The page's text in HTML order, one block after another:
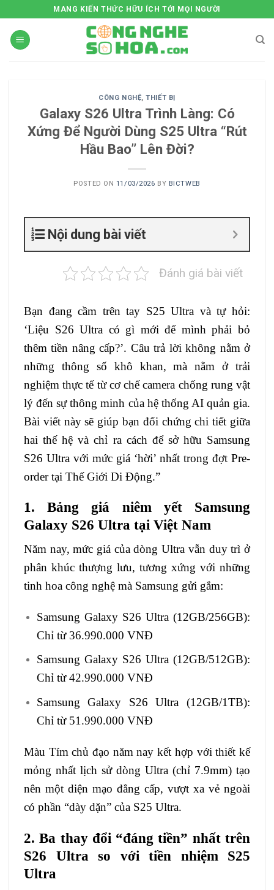
to
content
MANG KIẾN THỨC HỮU ÍCH TỚI MỌI NGƯỜI
CÔNG NGHỆ,THIẾT BỊ
Galaxy S26 Ultra Trình Làng: Có
Xứng Để Người Dùng S25 Ultra “Rút
Hầu Bao” Lên Đời?
POSTED ON 11/03/2026 BY BICTWEB
Nội dung bài viết
Đánh giá bài viết
Bạn đang cầm trên tay S25 Ultra và tự hỏi:
‘Liệu S26 Ultra có gì mới để mình phải bỏ
thêm tiền nâng cấp?’. Câu trả lời không nằm ở
những thông số khô khan, mà nằm ở trải
nghiệm thực tế từ cơ chế camera chống rung vật
lý đến sự thông minh của hệ thống AI quản gia.
Bài viết này sẽ giúp bạn đối chứng chi tiết giữa
hai thế hệ và chỉ ra cách để sở hữu Samsung
S26 Ultra với mức giá ‘hời’ nhất trong đợt Pre-
order tại Thế Giới Di Động.”
1. Bảng giá niêm yết Samsung
Galaxy S26 Ultra tại Việt Nam
Năm nay, mức giá của dòng Ultra vẫn duy trì ở
phân khúc thượng lưu, tương xứng với những
tinh hoa công nghệ mà Samsung gửi gắm:
Samsung Galaxy S26 Ultra (12GB/256GB):
Chỉ từ 36.990.000 VNĐ
Samsung Galaxy S26 Ultra (12GB/512GB):
Chỉ từ 42.990.000 VNĐ
Samsung Galaxy S26 Ultra (12GB/1TB):
Chỉ từ 51.990.000 VNĐ
Màu Tím chủ đạo năm nay kết hợp với thiết kế
mỏng nhất lịch sử dòng Ultra (chỉ 7.9mm) tạo
nên một diện mạo đẳng cấp, vượt xa vẻ ngoài
có phần “dày dặn” của S25 Ultra.
2. Ba thay đổi “đáng tiền” nhất trên
S26 Ultra so với tiền nhiệm S25
Ultra